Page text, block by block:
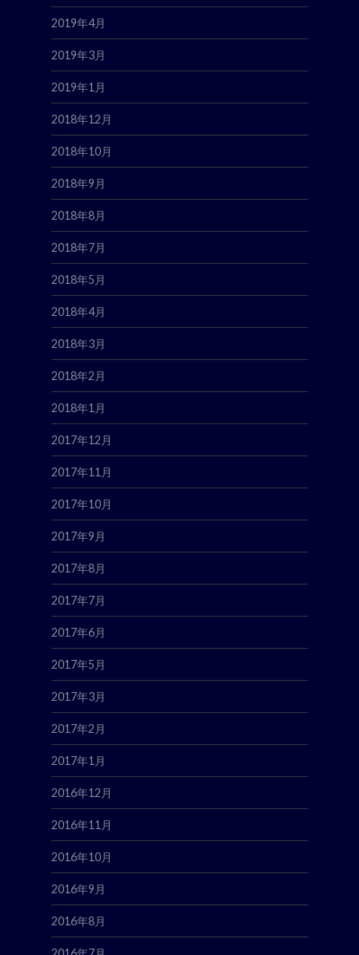
2019年4月
2019年3月
2019年1月
2018年12月
2018年10月
2018年9月
2018年8月
2018年7月
2018年5月
2018年4月
2018年3月
2018年2月
2018年1月
2017年12月
2017年11月
2017年10月
2017年9月
2017年8月
2017年7月
2017年6月
2017年5月
2017年3月
2017年2月
2017年1月
2016年12月
2016年11月
2016年10月
2016年9月
2016年8月